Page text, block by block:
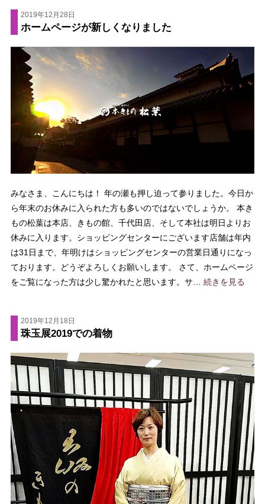
2019年12月28日
ホームページが新しくなりました
みなさま、こんにちは！ 年の瀬も押し迫って参りました。今日か
ら年末のお休みに入られた方も多いのではないでしょうか。 本き
もの松葉は本店、きもの館、千代田店、そして本社は明日よりお
休みに入ります。ショッピングセンターにございます店舗は年内
は31日まで、年明けはショッピングセンターの営業日通りになっ
ております。どうぞよろしくお願いします。 さて、ホームページ
をご覧になった方は少し驚かれたと思います。サ… 続きを見る
2019年12月18日
珠玉展2019での着物